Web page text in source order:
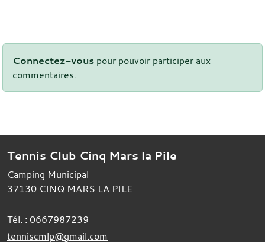
Connectez-vous pour pouvoir participer aux
commentaires.
Tennis Club Cinq Mars la Pile
Camping Municipal
37130 CINQ MARS LA PILE
Tél. : 0667987239
tenniscmlp@gmail.com